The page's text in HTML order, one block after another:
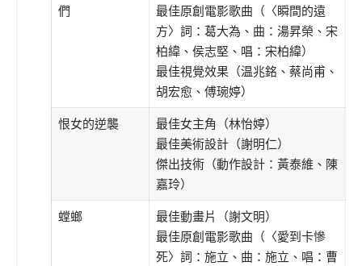
們
最佳原創電影歌曲（〈瞬間的遠
方〉詞：葛大為、曲：湯昇榮、宋
柏緯、侯志堅、唱：宋柏緯）
最佳視覺效果（温兆銘、蔡尚甫、
胡宏愈、傅琬婷）
恨女的逆襲
最佳女主角（林怡婷）
最佳美術設計（謝明仁）
傑出技術（動作設計：黃泰維、陳
嘉玲）
螳螂
最佳動畫片（謝文明）
最佳原創電影歌曲（〈愛到卡慘
死〉詞：施立、曲：施立、唱：曹